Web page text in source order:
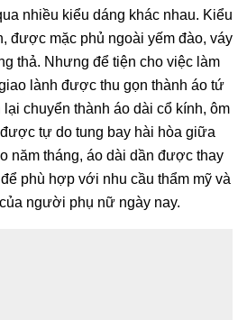
nhiều kiểu dáng khác nhau. Kiểu
được mặc phủ ngoài yếm đào, váy
thả. Nhưng để tiện cho việc làm
lành được thu gọn thành áo tứ
chuyển thành áo dài cổ kính, ôm
tự do tung bay hài hòa giữa
năm tháng, áo dài dần được thay
phù hợp với nhu cầu thẩm mỹ và
người phụ nữ ngày nay.